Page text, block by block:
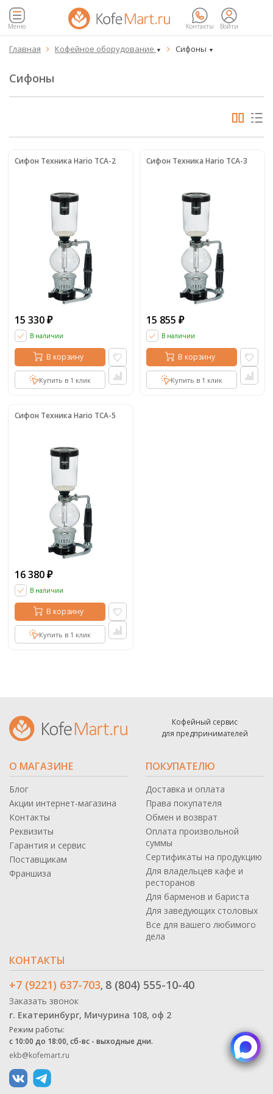
Меню Контакты Войти
Главная  Кофейное оборудование ▼  Сифоны ▼
Сифоны
Сифон Техника Hario TCA-2
15 330 ₽
В наличии
В корзину
Купить в 1 клик
Сифон Техника Hario TCA-3
15 855 ₽
В наличии
В корзину
Купить в 1 клик
Сифон Техника Hario TCA-5
16 380 ₽
В наличии
В корзину
Купить в 1 клик
Кофейный сервис
для предпринимателей
О МАГАЗИНЕ
Блог
Акции интернет-магазина
Контакты
Реквизиты
Гарантия и сервис
Поставщикам
Франшиза
ПОКУПАТЕЛЮ
Доставка и оплата
Права покупателя
Обмен и возврат
Оплата произвольной
суммы
Сертификаты на продукцию
Для владельцев кафе и
ресторанов
Для барменов и бариста
Для заведующих столовых
Все для вашего любимого
дела
КОНТАКТЫ
+7 (9221) 637-703, 8 (804) 555-10-40
Заказать звонок
г. Екатеринбург, Мичурина 108, оф 2
Режим работы:
с 10:00 до 18:00, сб-вс - выходные дни.
ekb@kofemart.ru